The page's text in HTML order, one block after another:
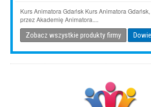
Kurs Animatora Gdańsk Kurs Animatora
przez Akademię Animatora....
Zobacz wszystkie produkty firmy